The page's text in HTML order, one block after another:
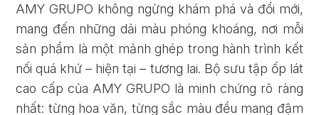
AMY GRUPO không ngừng khám phá và đổi mới,
mang đến những dải màu phóng khoáng, nơi mỗi
sản phẩm là một mảnh ghép trong hành trình kết
nối quá khứ – hiện tại – tương lai. Bộ sưu tập ốp lát
cao cấp của AMY GRUPO là minh chứng rõ ràng
nhất: từng hoa văn, từng sắc màu đều mang đậm